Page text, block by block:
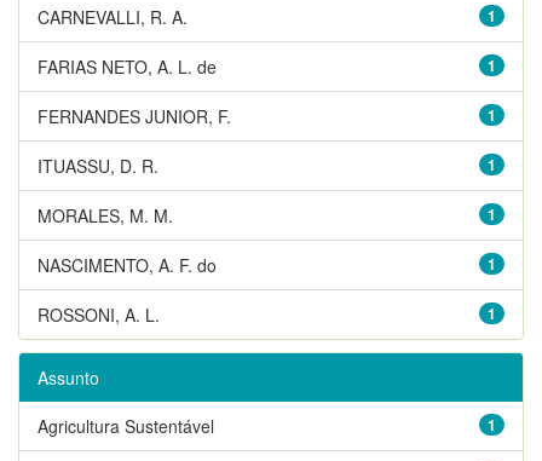
1
CARNEVALLI, R. A.
1
FARIAS NETO, A. L. de
1
FERNANDES JUNIOR, F.
1
ITUASSU, D. R.
1
MORALES, M. M.
1
NASCIMENTO, A. F. do
1
ROSSONI, A. L.
Assunto
1
Agricultura Sustentável